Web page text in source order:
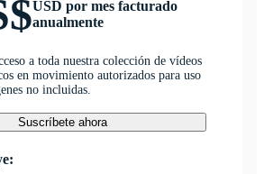
USD por mes facturado
anualmente
a toda nuestra colección de vídeos
en movimiento autorizados para uso
no incluidas.
Suscríbete ahora